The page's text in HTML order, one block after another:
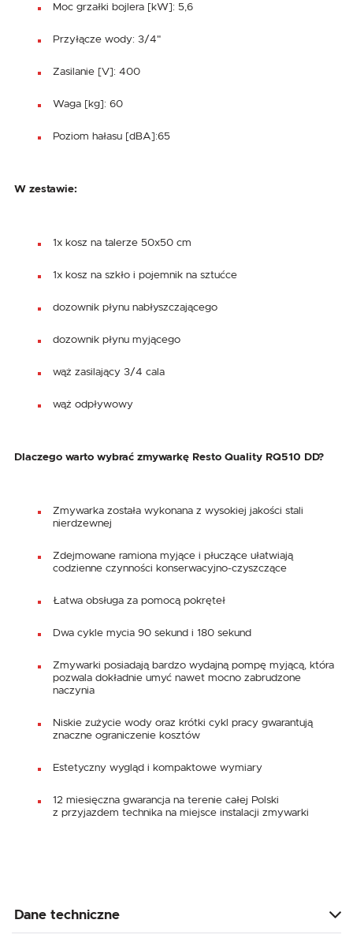
Moc grzałki bojlera [kW]: 5,6
Przyłącze wody: 3/4"
Zasilanie [V]: 400
Waga [kg]: 60
Poziom hałasu [dBA]:65
W zestawie:
1x kosz na talerze 50x50 cm
1x kosz na szkło i pojemnik na sztućce
dozownik płynu nabłyszczającego
dozownik płynu myjącego
wąż zasilający 3/4 cala
wąż odpływowy
Dlaczego warto wybrać zmywarkę Resto Quality RQ510 DD?
Zmywarka została wykonana z wysokiej jakości stali
nierdzewnej
Zdejmowane ramiona myjące i płuczące ułatwiają
codzienne czynności konserwacyjno-czyszczące
Łatwa obsługa za pomocą pokręteł
Dwa cykle mycia 90 sekund i 180 sekund
Zmywarki posiadają bardzo wydajną pompę myjącą, która
pozwala dokładnie umyć nawet mocno zabrudzone
naczynia
Niskie zużycie wody oraz krótki cykl pracy gwarantują
znaczne ograniczenie kosztów
Estetyczny wygląd i kompaktowe wymiary
12 miesięczna gwarancja na terenie całej Polski
z przyjazdem technika na miejsce instalacji zmywarki
Dane techniczne